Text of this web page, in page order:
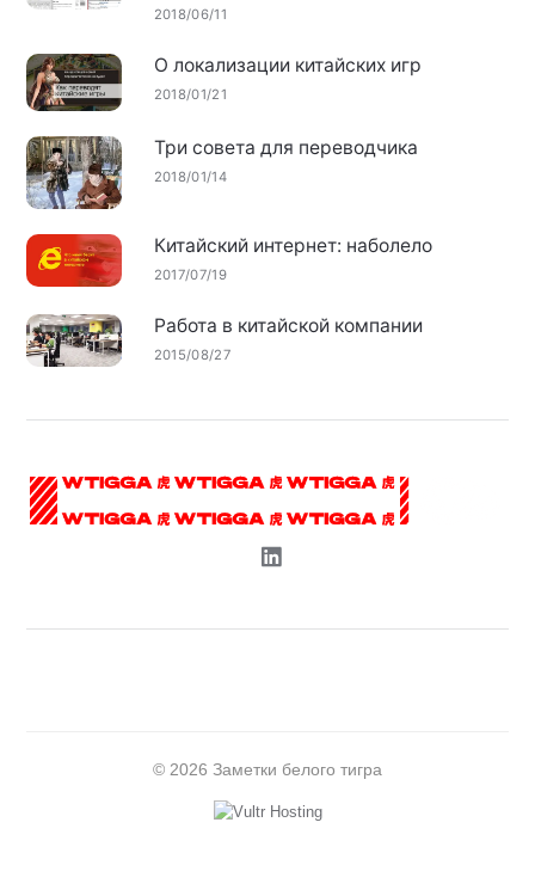
2018/06/11
О локализации китайских игр
2018/01/21
Три совета для переводчика
2018/01/14
Китайский интернет: наболело
2017/07/19
Работа в китайской компании
2015/08/27
© 2026 Заметки белого тигра